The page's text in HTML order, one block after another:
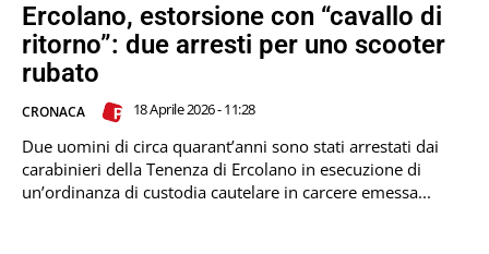
Ercolano, estorsione con “cavallo di
ritorno”: due arresti per uno scooter
rubato
CRONACA 18 Aprile 2026 - 11:28
Due uomini di circa quarant’anni sono stati arrestati dai
carabinieri della Tenenza di Ercolano in esecuzione di
un’ordinanza di custodia cautelare in carcere emessa...